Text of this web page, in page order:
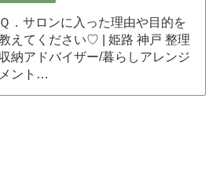
Ｑ．サロンに入った理由や目的を
えてください♡ | 姫路 神戸 整理
収納アドバイザー/暮らしアレンジ
メント…